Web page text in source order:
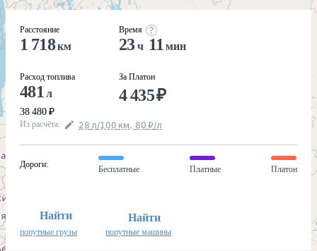
Расстояние
1 718км
Расход топлива
481 л
38 480 ₽
Время
23ч 11 мин
За Платон
4 435₽
Из расчёта: 28 л/100 км, 80 ₽/л
Дороги:
Бесплатные Платные Платон
Найти
попутные грузы
Найти
попутные машины